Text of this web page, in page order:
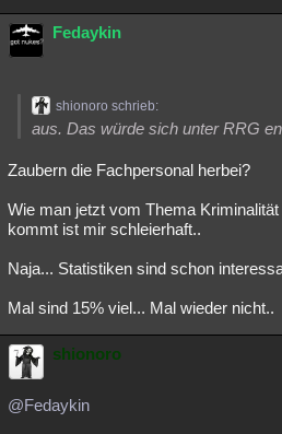
Fedaykin
shionoro schrieb:
aus. Das würde sich unter RRG
Zaubern die Fachpersonal herbei?
Wie man jetzt vom Thema
kommt ist mir schleierhaft..
Naja... Statistiken sind schon
Mal sind 15% viel... Mal wieder nicht..
shionoro
@Fedaykin